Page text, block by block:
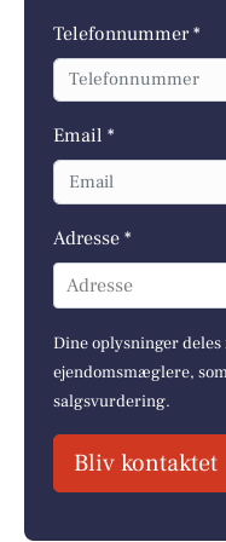
Telefonnummer *
Email *
Adresse *
Adresse
Dine oplysninger
ejendomsmæglere,
salgsvurdering.
Bliv kontaktet